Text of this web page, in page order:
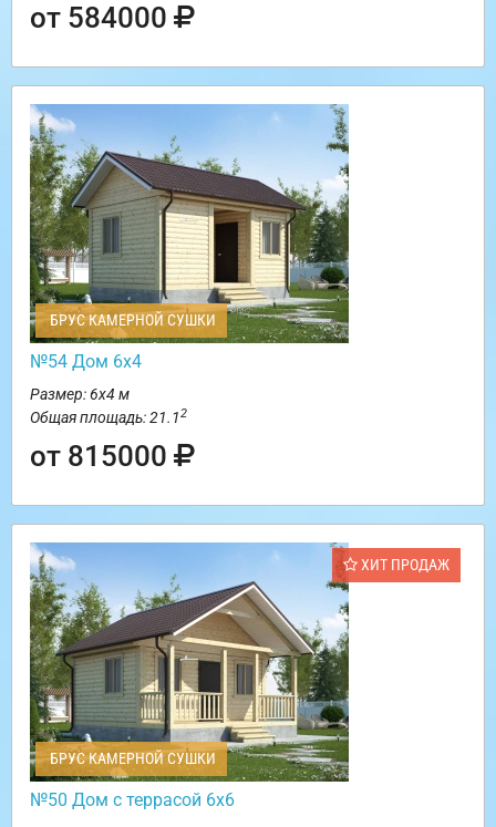
от 584000
БРУС КАМЕРНОЙ СУШКИ
№54 Дом 6х4
Размер: 6х4 м
Общая площадь: 21.12
от 815000
ХИТ ПРОДАЖ
БРУС КАМЕРНОЙ СУШКИ
№50 Дом с террасой 6х6